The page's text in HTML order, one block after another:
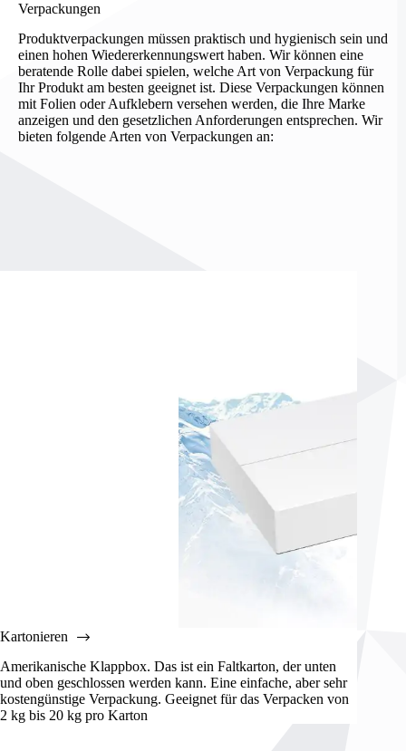
Verpackungen
Produktverpackungen müssen praktisch und hygienisch sein und
einen hohen Wiedererkennungswert haben. Wir können eine
beratende Rolle dabei spielen, welche Art von Verpackung für
Ihr Produkt am besten geeignet ist. Diese Verpackungen können
mit Folien oder Aufklebern versehen werden, die Ihre Marke
anzeigen und den gesetzlichen Anforderungen entsprechen. Wir
bieten folgende Arten von Verpackungen an:
Kartonieren
Amerikanische Klappbox. Das ist ein Faltkarton, der unten
und oben geschlossen werden kann. Eine einfache, aber sehr
kostengünstige Verpackung. Geeignet für das Verpacken von
2 kg bis 20 kg pro Karton